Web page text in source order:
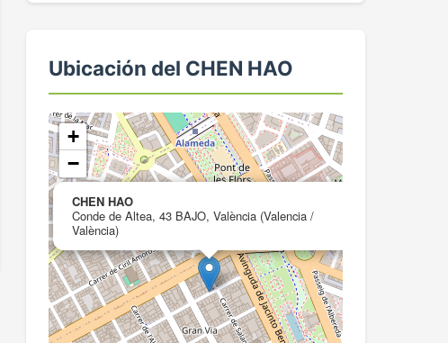
Ubicación del CHEN HAO
CHEN HAO
Conde de Altea, 43 BAJO, València (Valencia /
València)
+
−